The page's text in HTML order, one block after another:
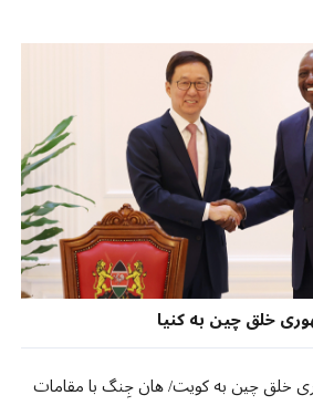
خلق چین به کنیا
خلق چین به کویت/ هان جِنگ با مقامات